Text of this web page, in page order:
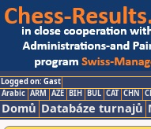
Logged on: Gast
Arabic ARM AZE BIH BUL CAT CHN
Domů Databáze turnajů